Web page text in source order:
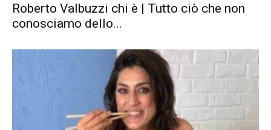
Roberto Valbuzzi chi è | Tutto ciò che non
conosciamo dello...